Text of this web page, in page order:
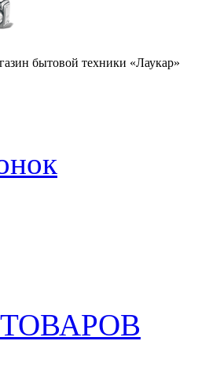
бытовой техники «Лаукар»